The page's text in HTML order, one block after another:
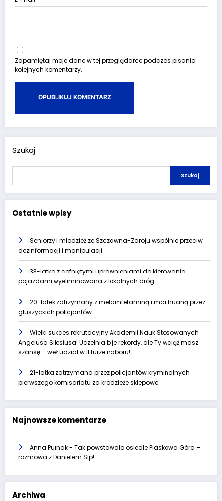
Zapamiętaj moje dane w tej przeglądarce podczas pisania
kolejnych komentarzy.
Szukaj
Szukaj
Ostatnie wpisy
Seniorzy i młodzież ze Szczawna-Zdroju wspólnie przeciw
dezinformacji i manipulacji
33-latka z cofniętymi uprawnieniami do kierowania
pojazdami wyeliminowana z lokalnych dróg
20-latek zatrzymany z metamfetaminą i marihuaną przez
głuszyckich policjantów
Wielki sukces rekrutacyjny Akademii Nauk Stosowanych
Angelusa Silesiusa! Uczelnia bije rekordy, ale Ty wciąż masz
szansę – weź udział w II turze naboru!
21-latka zatrzymana przez policjantów kryminalnych
pierwszego komisariatu za kradzieże sklepowe
Najnowsze komentarze
Anna Purnak- Tak powstawało osiedle Piaskowa Góra –
rozmowa z Danielem Sip!
Archiwa